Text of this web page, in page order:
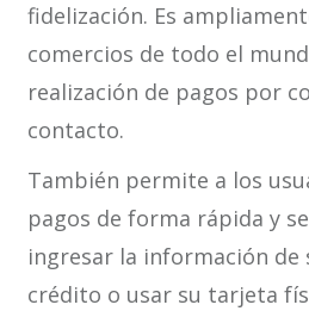
fidelización. Es
comercios de todo el
realización de pagos por
contacto.
También permite a los
pagos de forma rápida y
ingresar la información de
crédito o usar su tarjeta